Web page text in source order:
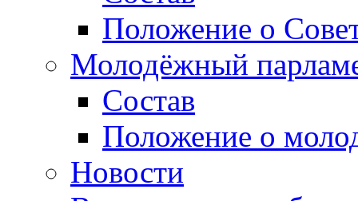
Положение о
Молодёжный
Состав
Положение о
Новости